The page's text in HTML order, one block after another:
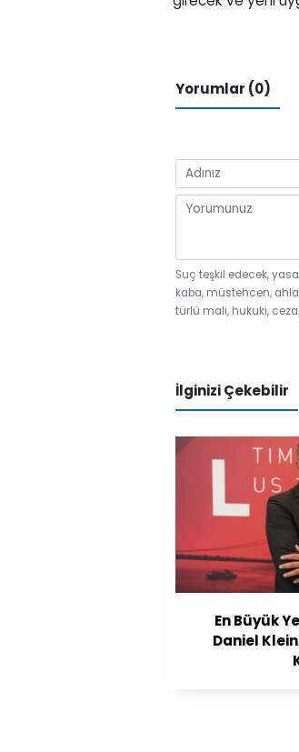
Yorumlar (0)
Suç teşkil edecek,
kaba, müstehcen,
türlü mali, hukuki,
İlginizi Çekebilir
En Büyük
Daniel